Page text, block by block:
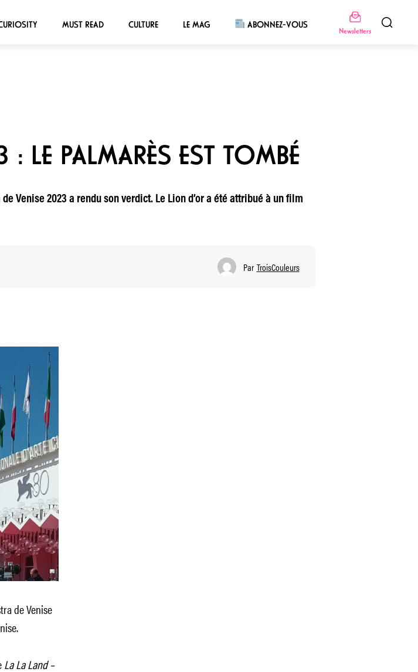
MUST READ CULTURE LE MAG ABONNEZ-VOUS
Newsletters
LE PALMARÈS EST TOMBÉ
Venise 2023 a rendu son verdict. Le Lion d’or a été attribué à un film
Par TroisCouleurs
de Venise
La La Land –